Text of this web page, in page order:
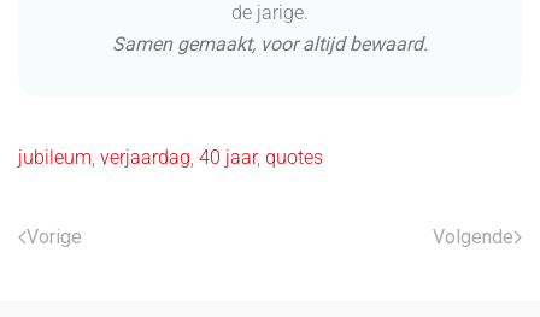
de jarige.
Samen gemaakt, voor altijd bewaard.
jubileum, verjaardag, 40 jaar, quotes
Vorige Volgende